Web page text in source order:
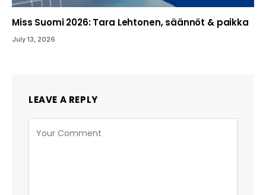
Miss Suomi 2026: Tara Lehtonen, säännöt & paikka
July 13, 2026
LEAVE A REPLY